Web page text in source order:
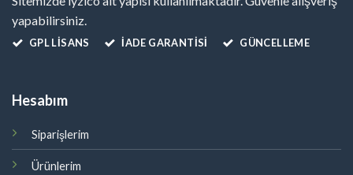
yapabilirsiniz.
GPL LISANS İADE GARANTİSİ GÜNCELLEME
Hesabım
Siparişlerim
Ürünlerim